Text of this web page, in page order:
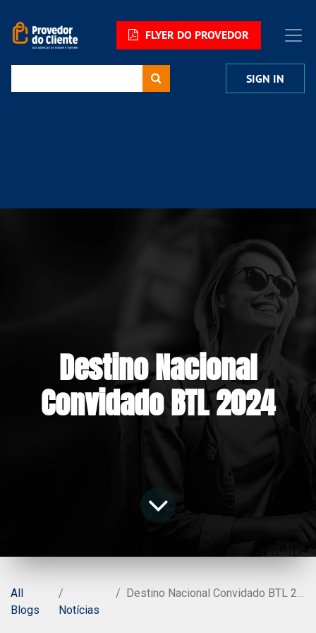
FLYER DO PROVEDOR
SIGN IN
Destino Nacional
Convidado BTL 2024
All
Blogs
Notícias
Destino Nacional Convidado BTL 2024